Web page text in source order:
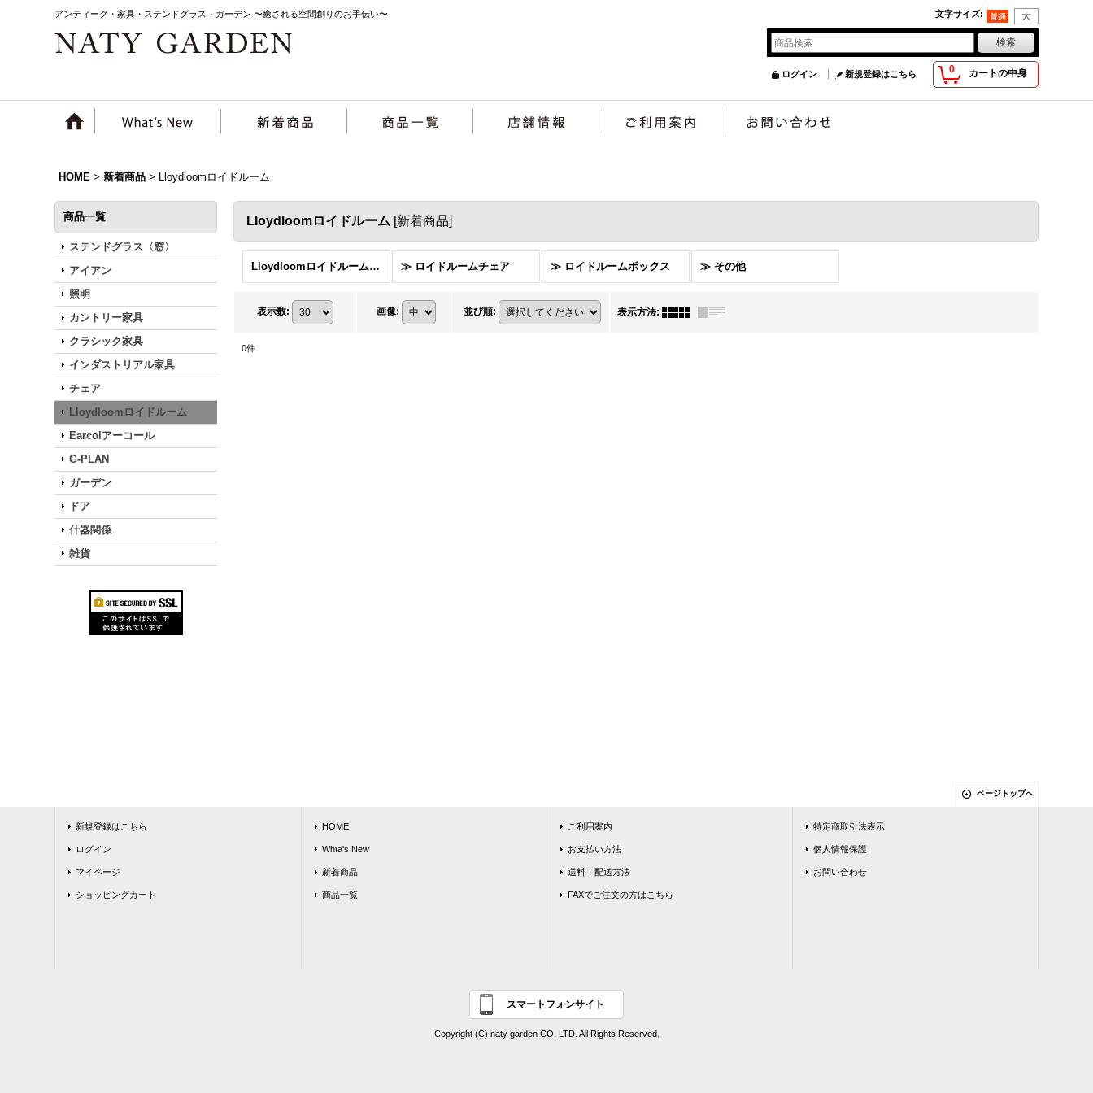
アンティーク・家具・ステンドグラス・ガーデン 〜癒される空間創りのお手伝い〜 文字サイズ:
0 カートの中身
ログイン 新規登録はこちら
HOME > 新着商品 > Lloydloomロイドルーム
商品一覧
ステンドグラス〈窓〉
アイアン
照明
カントリー家具
クラシック家具
インダストリアル家具
チェア
Lloydloomロイドルーム
Earcolアーコール
G-PLAN
ガーデン
ドア
什器関係
雑貨
Lloydloomロイドルーム [新着商品]
Lloydloomロイドルーム (全商品) ≫ ロイドルームチェア ≫ ロイドルームボックス ≫ その他
表示数: 画像: 並び順: 表示方法:
0件
ページトップへ
新規登録はこちら
ログイン
マイページ
ショッピングカート
HOME
Whta's New
新着商品
商品一覧
ご利用案内
お支払い方法
送料・配送方法
FAXでご注文の方はこちら
特定商取引法表示
個人情報保護
お問い合わせ
スマートフォンサイト
Copyright (C) naty garden CO. LTD. All Rights Reserved.